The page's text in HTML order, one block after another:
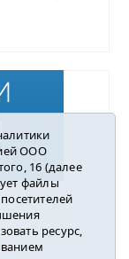
ООО
16 (далее
файлы
ресурс,